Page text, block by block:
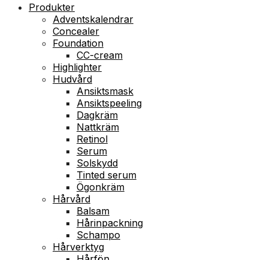
Produkter
Adventskalendrar
Concealer
Foundation
CC-cream
Highlighter
Hudvård
Ansiktsmask
Ansiktspeeling
Dagkräm
Nattkräm
Retinol
Serum
Solskydd
Tinted serum
Ögonkräm
Hårvård
Balsam
Hårinpackning
Schampo
Hårverktyg